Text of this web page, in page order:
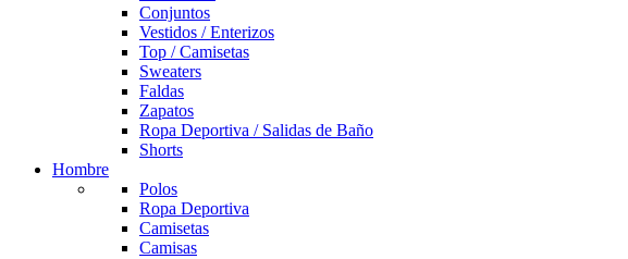
Conjuntos
Vestidos / Enterizos
Top / Camisetas
Sweaters
Faldas
Zapatos
Ropa Deportiva / Salidas de Baño
Shorts
Hombre
Polos
Ropa Deportiva
Camisetas
Camisas